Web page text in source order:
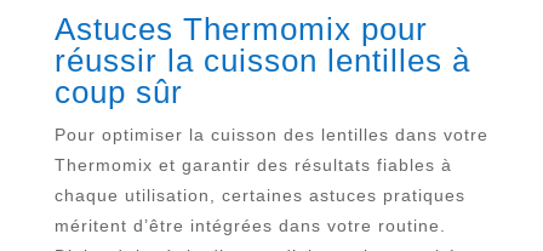
Astuces Thermomix pour
réussir la cuisson lentilles à
coup sûr
Pour optimiser la cuisson des lentilles dans votre
Thermomix et garantir des résultats fiables à
chaque utilisation, certaines astuces pratiques
méritent d’être intégrées dans votre routine.